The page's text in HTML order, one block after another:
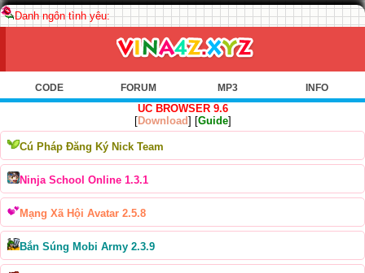
Danh ngôn tình yêu:
CODE FORUM MP3 INFO
UC BROWSER 9.6
[Download] [Guide]
Cú Pháp Đăng Ký Nick Team
Ninja School Online 1.3.1
Mạng Xã Hội Avatar 2.5.8
Bắn Súng Mobi Army 2.3.9